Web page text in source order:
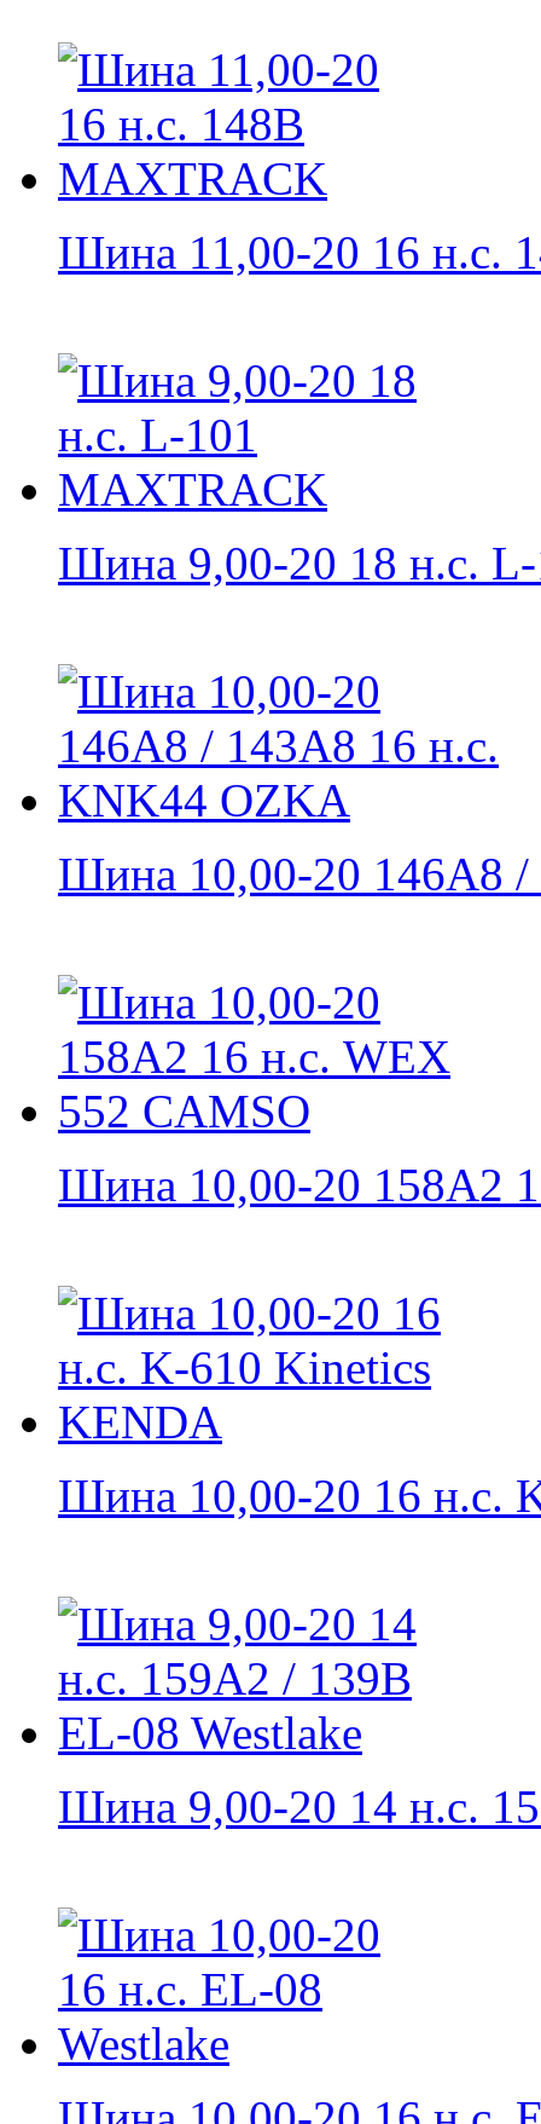
Шина 11,00-20 16 н.с.
Шина 9,00-20 18 н.с.
Шина 10,00-20 146А8 /
Шина 10,00-20 158A2
Шина 10,00-20 16 н.с.
Шина 9,00-20 14 н.с.